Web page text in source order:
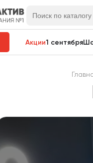
Акции1 сентября